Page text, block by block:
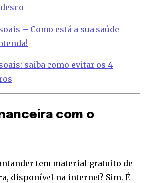
– Como está a sua saúde
saiba como evitar os 4
com o
tem material gratuito de
disponível na internet? Sim. É